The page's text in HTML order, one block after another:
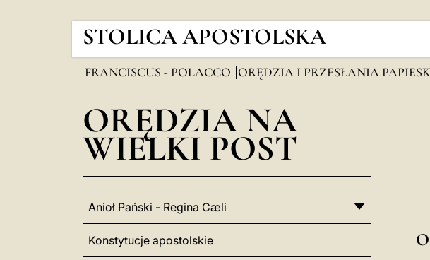
STOLICA APOSTOLSKA
FRANCISCUS - POLACCO ORĘDZIA I PRZESŁANIA
ORĘDZIA NA
WIELKI POST
Anioł Pański - Regina Cæli
Konstytucje apostolskie